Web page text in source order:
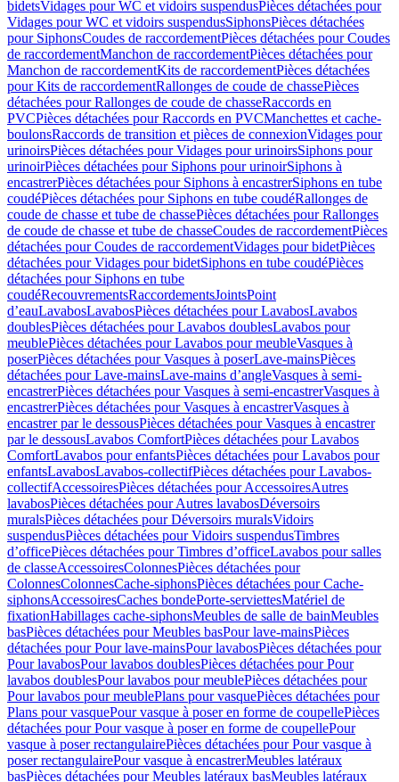
bidetsVidages pour WC et vidoirs suspendusPièces détachées pour
Vidages pour WC et vidoirs suspendusSiphonsPièces détachées
pour SiphonsCoudes de raccordementPièces détachées pour Coudes
de raccordementManchon de raccordementPièces détachées pour
Manchon de raccordementKits de raccordementPièces détachées
pour Kits de raccordementRallonges de coude de chassePièces
détachées pour Rallonges de coude de chasseRaccords en
PVCPièces détachées pour Raccords en PVCManchettes et cache-
boulonsRaccords de transition et pièces de connexionVidages pour
urinoirsPièces détachées pour Vidages pour urinoirsSiphons pour
urinoirPièces détachées pour Siphons pour urinoirSiphons à
encastrerPièces détachées pour Siphons à encastrerSiphons en tube
coudéPièces détachées pour Siphons en tube coudéRallonges de
coude de chasse et tube de chassePièces détachées pour Rallonges
de coude de chasse et tube de chasseCoudes de raccordementPièces
détachées pour Coudes de raccordementVidages pour bidetPièces
détachées pour Vidages pour bidetSiphons en tube coudéPièces
détachées pour Siphons en tube
coudéRecouvrementsRaccordementsJointsPoint
d’eauLavabosLavabosPièces détachées pour LavabosLavabos
doublesPièces détachées pour Lavabos doublesLavabos pour
meublePièces détachées pour Lavabos pour meubleVasques à
poserPièces détachées pour Vasques à poserLave-mainsPièces
détachées pour Lave-mainsLave-mains d’angleVasques à semi-
encastrerPièces détachées pour Vasques à semi-encastrerVasques à
encastrerPièces détachées pour Vasques à encastrerVasques à
encastrer par le dessousPièces détachées pour Vasques à encastrer
par le dessousLavabos ComfortPièces détachées pour Lavabos
ComfortLavabos pour enfantsPièces détachées pour Lavabos pour
enfantsLavabosLavabos-collectifPièces détachées pour Lavabos-
collectifAccessoiresPièces détachées pour AccessoiresAutres
lavabosPièces détachées pour Autres lavabosDéversoirs
muralsPièces détachées pour Déversoirs muralsVidoirs
suspendusPièces détachées pour Vidoirs suspendusTimbres
dʼofficePièces détachées pour Timbres dʼofficeLavabos pour salles
de classeAccessoiresColonnesPièces détachées pour
ColonnesColonnesCache-siphonsPièces détachées pour Cache-
siphonsAccessoiresCaches bondePorte-serviettesMatériel de
fixationHabillages cache-siphonsMeubles de salle de bainMeubles
basPièces détachées pour Meubles basPour lave-mainsPièces
détachées pour Pour lave-mainsPour lavabosPièces détachées pour
Pour lavabosPour lavabos doublesPièces détachées pour Pour
lavabos doublesPour lavabos pour meublePièces détachées pour
Pour lavabos pour meublePlans pour vasquePièces détachées pour
Plans pour vasquePour vasque à poser en forme de coupellePièces
détachées pour Pour vasque à poser en forme de coupellePour
vasque à poser rectangulairePièces détachées pour Pour vasque à
poser rectangulairePour vasque à encastrerMeubles latéraux
basPièces détachées pour Meubles latéraux basMeubles latéraux